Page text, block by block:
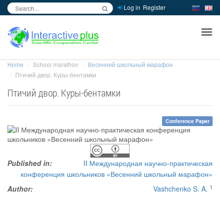
Log in Register
Home School marathon
Весенний школьный марафон
Птичий двор. Куры-бентамки
Птичий двор. Куры-бентамки
Conference Paper
Published in:
II Международная научно-практическая
конференция школьников «Весенний школьный марафон»
Author:
Vashchenko S. A. 1